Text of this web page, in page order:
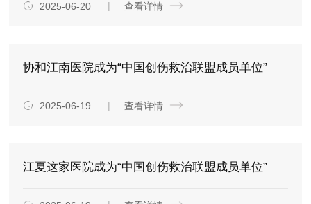
2025-06-20 查看详情
协和江南医院成为“中国创伤救治联盟成员单位”
2025-06-19 查看详情
江夏这家医院成为“中国创伤救治联盟成员单位”